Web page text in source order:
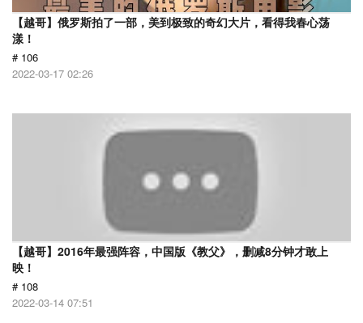
【越哥】俄罗斯拍了一部，美到极致的奇幻大片，看得我春心荡
漾！
# 106
2022-03-17 02:26
【越哥】2016年最强阵容，中国版《教父》，删减8分钟才敢上
映！
# 108
2022-03-14 07:51